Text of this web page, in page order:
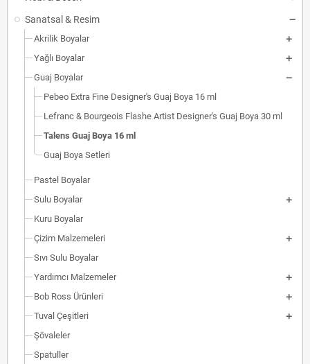
Sanatsal & Resim
Akrilik Boyalar
Yağlı Boyalar
Guaj Boyalar
Pebeo Extra Fine Designer's Guaj Boya 16 ml
Lefranc & Bourgeois Flashe Artist Designer's Guaj Boya 30 ml
Talens Guaj Boya 16 ml
Guaj Boya Setleri
Pastel Boyalar
Sulu Boyalar
Kuru Boyalar
Çizim Malzemeleri
Sıvı Sulu Boyalar
Yardımcı Malzemeler
Bob Ross Ürünleri
Tuval Çeşitleri
Şövaleler
Spatuller